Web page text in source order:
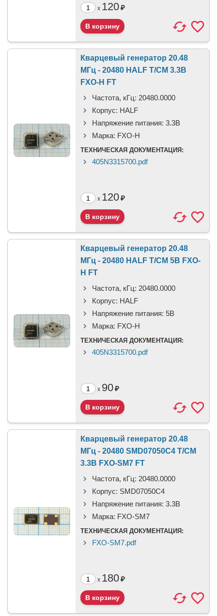
x 120₽
Кварцевый генератор 20.48
МГц - 20480 HALF T/CM 3.3В
FXO-H FT
Частота, кГц: 20480.0000
Корпус: HALF
Напряжение питания: 3.3В
Марка: FXO-H
ТЕХНИЧЕСКАЯ ДОКУМЕНТАЦИЯ:
405N3315700.pdf
x 120₽
Кварцевый генератор 20.48
МГц - 20480 HALF T/CM 5В FXO-
H FT
Частота, кГц: 20480.0000
Корпус: HALF
Напряжение питания: 5В
Марка: FXO-H
ТЕХНИЧЕСКАЯ ДОКУМЕНТАЦИЯ:
405N3315700.pdf
x 90₽
Кварцевый генератор 20.48
МГц - 20480 SMD07050C4 T/CM
3.3В FXO-SM7 FT
Частота, кГц: 20480.0000
Корпус: SMD07050C4
Напряжение питания: 3.3В
Марка: FXO-SM7
ТЕХНИЧЕСКАЯ ДОКУМЕНТАЦИЯ:
FXO-SM7.pdf
x 180₽